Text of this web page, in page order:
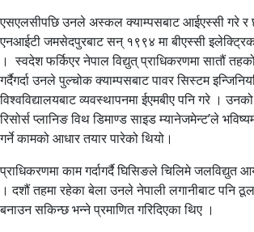
एसएलसीपछि उनले अस्कल क्याम्पसबाट आईएस्सी गरे र
एनआईटी जमसेदपुरबाट सन् १९९४ मा बीएस्सी
। स्वदेश फर्किएर नेपाल विद्युत् प्राधिकरणमा सातौं
गर्दैगर्दा उनले पुल्चोक क्याम्पसबाट पावर सिस्टम
विश्वविद्यालयबाट व्यवस्थापनमा ईएमबीए पनि गरे ।
रिसोर्स प्लानिङ विथ डिमाण्ड साइड म्यानेजमेन्ट’ले
गर्ने कामको आधार तयार पारेको थियो।
प्राधिकरणमा काम गर्दागर्दै घिसिङले चिलिमे जलविद्युत
। दशौं तहमा रहेका बेला उनले नेपाली लगानीबाट पनि
बनाउन सकिन्छ भन्ने प्रमाणित गरिदिएका थिए ।